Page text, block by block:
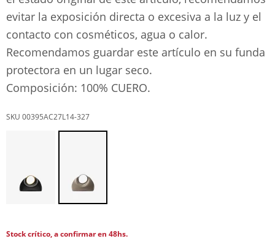
evitar la exposición directa o excesiva a la luz y el
contacto con cosméticos, agua o calor.
Recomendamos guardar este artículo en su funda
protectora en un lugar seco.
Composición: 100% CUERO.
00395AC27L14-327
Stock crítico, a confirmar en 48hs.